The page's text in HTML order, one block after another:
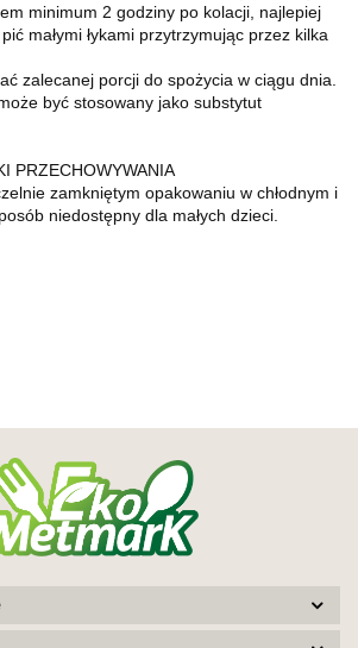
minimum 2 godziny po kolacji, najlepiej
małymi łykami przytrzymując przez kilka
zalecanej porcji do spożycia w ciągu dnia.
być stosowany jako substytut
PRZECHOWYWANIA
zamkniętym opakowaniu w chłodnym i
niedostępny dla małych dzieci.